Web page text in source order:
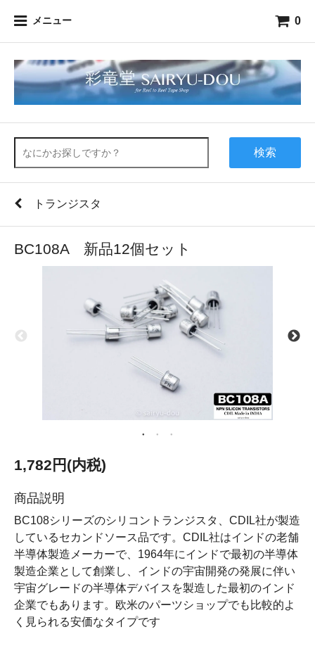
メニュー 0
検索
トランジスタ
BC108A 新品12個セット
1,782円(内税)
商品説明
BC108シリーズのシリコントランジスタ、CDIL社が製造
しているセカンドソース品です。CDIL社はインドの老舗
半導体製造メーカーで、1964年にインドで最初の半導体
製造企業として創業し、インドの宇宙開発の発展に伴い
宇宙グレードの半導体デバイスを製造した最初のインド
企業でもあります。欧米のパーツショップでも比較的よ
く見られる安価なタイプです